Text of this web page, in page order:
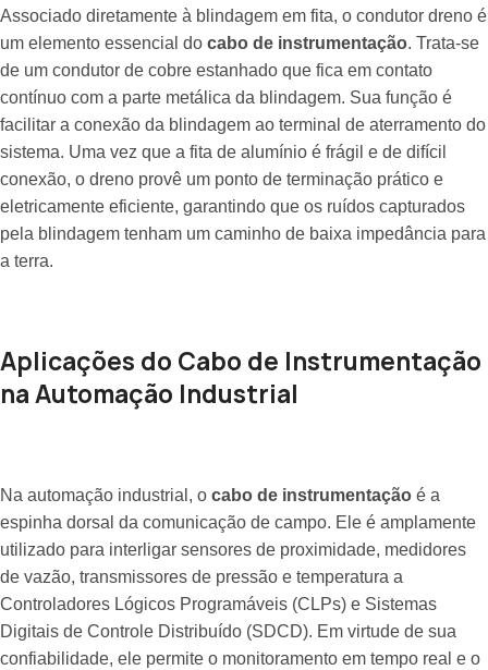
Associado diretamente à blindagem em fita, o condutor dreno é
um elemento essencial do cabo de instrumentação. Trata-se
de um condutor de cobre estanhado que fica em contato
contínuo com a parte metálica da blindagem. Sua função é
facilitar a conexão da blindagem ao terminal de aterramento do
sistema. Uma vez que a fita de alumínio é frágil e de difícil
conexão, o dreno provê um ponto de terminação prático e
eletricamente eficiente, garantindo que os ruídos capturados
pela blindagem tenham um caminho de baixa impedância para
a terra.
Aplicações do Cabo de Instrumentação
na Automação Industrial
Na automação industrial, o cabo de instrumentação é a
espinha dorsal da comunicação de campo. Ele é amplamente
utilizado para interligar sensores de proximidade, medidores
de vazão, transmissores de pressão e temperatura a
Controladores Lógicos Programáveis (CLPs) e Sistemas
Digitais de Controle Distribuído (SDCD). Em virtude de sua
confiabilidade, ele permite o monitoramento em tempo real e o